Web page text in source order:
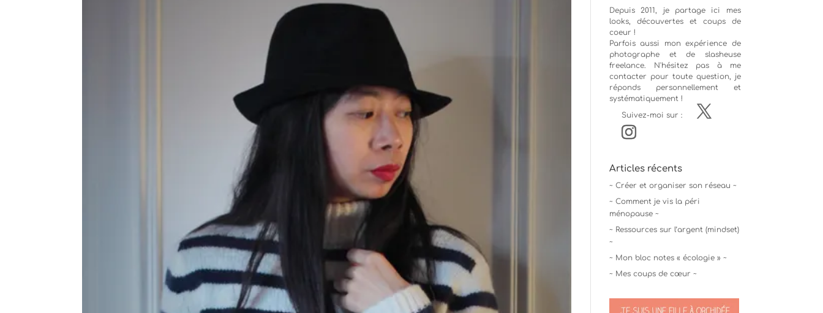
Depuis 2011, je partage ici mes
looks, découvertes et coups de
coeur !
Parfois aussi mon expérience de
photographeet de slasheuse
freelance. N'hésitez pas à me
contacter pour toute question, je
réponds personnellement et
systématiquement !
Suivez-moi sur :
Articles récents
~ Créer et organiser son réseau ~
~ Comment je vis la péri
ménopause ~
~ Ressources sur l’argent (mindset)
~
~ Mon bloc notes « écologie » ~
~ Mes coups de cœur ~